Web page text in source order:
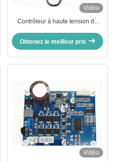
Vidéo
Contrôleur à haute tension de
pour le ventilateur axial sans
brosse
Obtenez le meilleur prix
Vidéo